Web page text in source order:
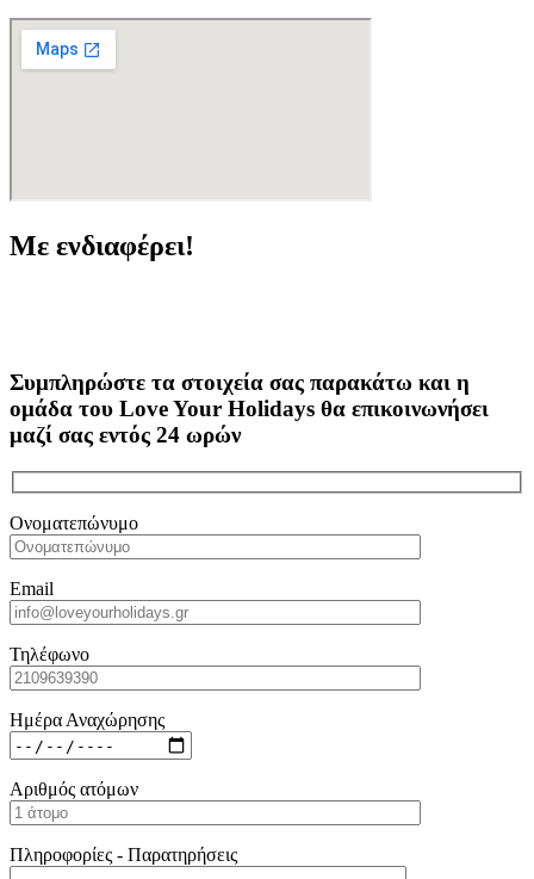
Με ενδιαφέρει!
Συμπληρώστε τα στοιχεία σας παρακάτω και η
ομάδα του Love Your Holidays θα επικοινωνήσει
μαζί σας εντός 24 ωρών
Ονοματεπώνυμο
Email
Τηλέφωνο
Ημέρα Αναχώρησης
Αριθμός ατόμων
Πληροφορίες - Παρατηρήσεις